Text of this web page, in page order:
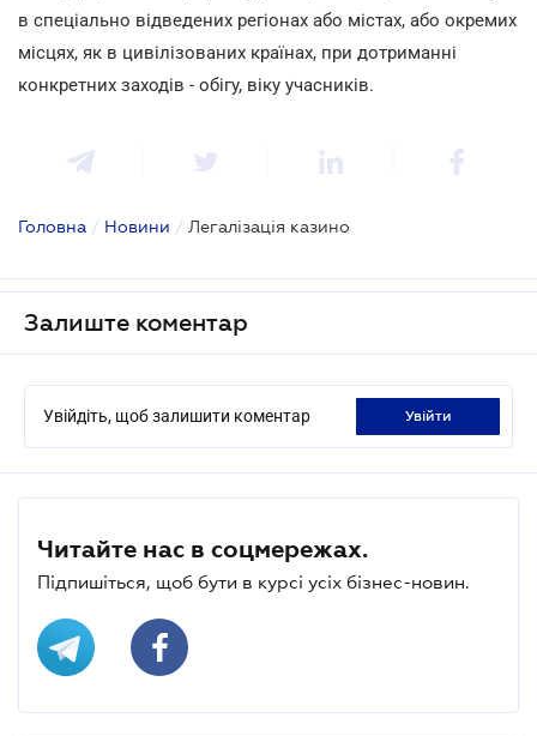
в спеціально відведених регіонах або містах, або окремих
місцях, як в цивілізованих країнах, при дотриманні
конкретних заходів - обігу, віку учасників.
Головна / Новини / Легалізація казино
Залиште коментар
Увійдіть, щоб залишити коментар увійти
Читайте нас в соцмережах.
Підпишіться, щоб бути в курсі усіх бізнес-новин.